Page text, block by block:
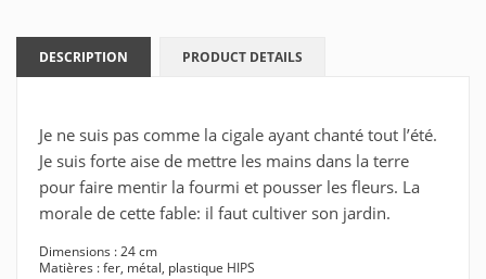
DESCRIPTION PRODUCT DETAILS
Je ne suis pas comme la cigale ayant chanté tout l’été.
Je suis forte aise de mettre les mains dans la terre
pour faire mentir la fourmi et pousser les fleurs. La
morale de cette fable: il faut cultiver son jardin.
Dimensions : 24 cm
Matières : fer, métal, plastique HIPS